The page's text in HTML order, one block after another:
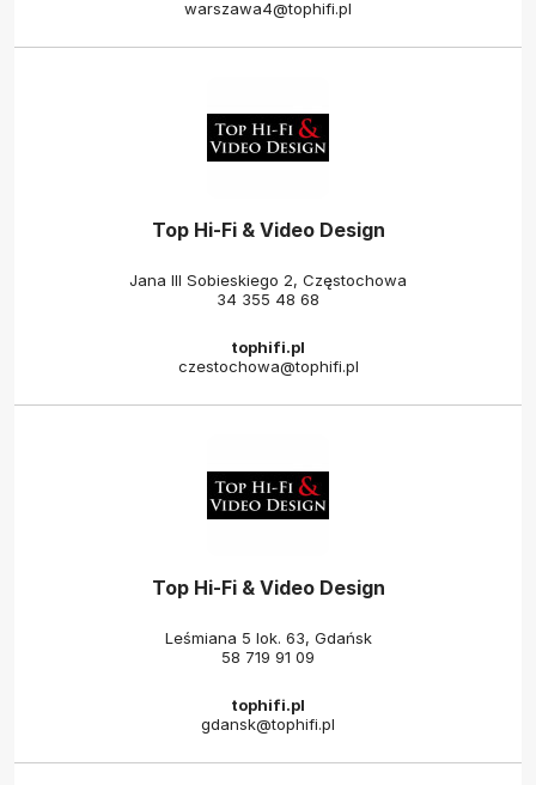
warszawa4@tophifi.pl
Top Hi-Fi & Video Design
Jana III Sobieskiego 2, Częstochowa
34 355 48 68
tophifi.pl
czestochowa@tophifi.pl
Top Hi-Fi & Video Design
Leśmiana 5 lok. 63, Gdańsk
58 719 91 09
tophifi.pl
gdansk@tophifi.pl